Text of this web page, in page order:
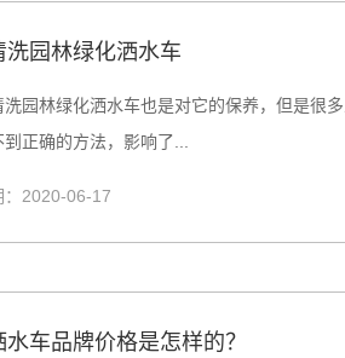
洗园林绿化洒水车
洗园林绿化洒水车也是对它的保养，但是很多
正确的方法，影响了...
：2020-06-17
车品牌价格是怎样的？